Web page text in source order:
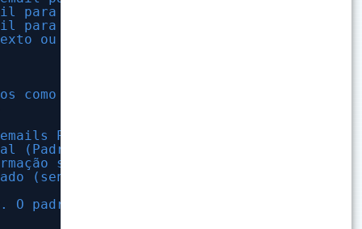
para CC (Carbon Copy)
para BCC (Blind Carbon Copy)
ou arquivo HTML
como anexo
POP3 [sic][Usa-se o SMTP para enviar
(Padrão), 5=Baixa
será solicitada. Por padrão é .F.
(sendmail<nnr>.log). O padrão é .F.
O padrão é 20000 (20s).